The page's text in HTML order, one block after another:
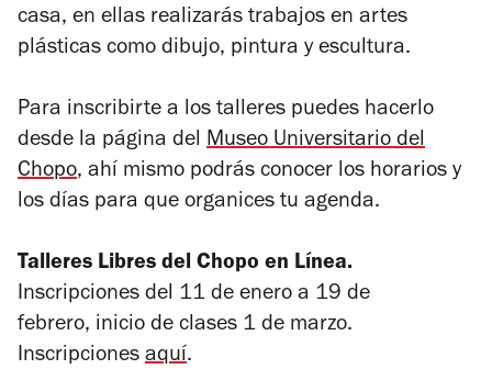
casa, en ellas realizarás trabajos en artes
plásticas como dibujo, pintura y escultura.
Para inscribirte a los talleres puedes hacerlo
desde la página del Museo Universitario del
Chopo, ahí mismo podrás conocer los horarios y
los días para que organices tu agenda.
Talleres Libres del Chopo en Línea.
Inscripciones del 11 de enero a 19 de
febrero, inicio de clases 1 de marzo.
Inscripciones aquí.